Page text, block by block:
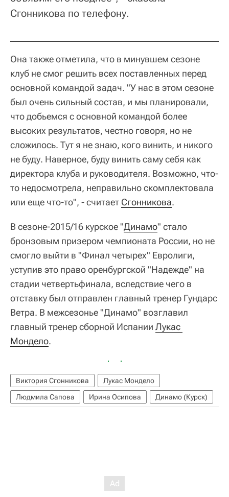
Сгонникова по телефону.
Она также отметила, что в минувшем сезоне
клуб не смог решить всех поставленных перед
основной командой задач. "У нас в этом сезоне
был очень сильный состав, и мы планировали,
что добьемся с основной командой более
высоких результатов, честно говоря, но не
сложилось. Тут я не знаю, кого винить, и никого
не буду. Наверное, буду винить саму себя как
директора клуба и руководителя. Возможно, что-
то недосмотрела, неправильно скомплектовала
или еще что-то", - считает Сгонникова.
В сезоне-2015/16 курское "Динамо" стало
бронзовым призером чемпионата России, но не
смогло выйти в "Финал четырех" Евролиги,
уступив это право оренбургской "Надежде" на
стадии четвертьфинала, вследствие чего в
отставку был отправлен главный тренер Гундарс
Ветра. В межсезонье "Динамо" возглавил
главный тренер сборной Испании Лукас
Мондело.
Виктория Сгонникова
Лукас Мондело
Людмила Сапова
Ирина Осипова Динамо (Курск)